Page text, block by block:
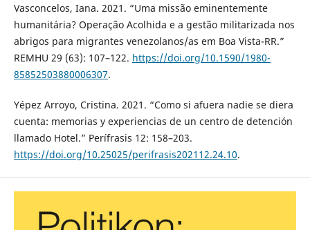
Vasconcelos, Iana. 2021. “Uma missão eminentemente
humanitária? Operação Acolhida e a gestão militarizada nos
abrigos para migrantes venezolanos/as em Boa Vista-RR.”
REMHU 29 (63): 107–122. https://doi.org/10.1590/1980-
85852503880006307.
Yépez Arroyo, Cristina. 2021. “Como si afuera nadie se diera
cuenta: memorias y experiencias de un centro de detención
llamado Hotel.” Perífrasis 12: 158–203.
https://doi.org/10.25025/perifrasis202112.24.10.